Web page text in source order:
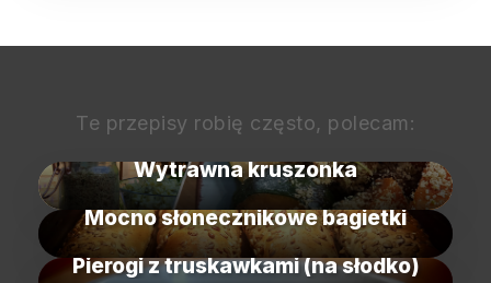
Te przepisy robię często, polecam:
Wytrawna kruszonka
Mocno słonecznikowe bagietki
Pierogi z truskawkami (na słodko)